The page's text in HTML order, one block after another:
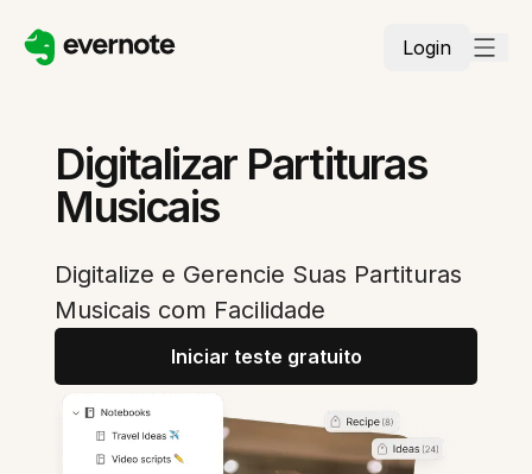
Login
Digitalizar Partituras
Musicais
Digitalize e Gerencie Suas Partituras
Musicais com Facilidade
Iniciar teste gratuito